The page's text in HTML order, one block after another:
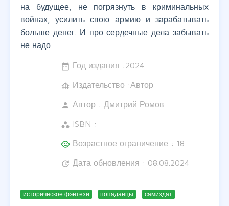
на будущее, не погрязнуть в криминальных
войнах, усилить свою армию и зарабатывать
больше денег. И про сердечные дела забывать
не надо
date_range Год издания :2024
foundation Издательство :Автор
person Автор : Дмитрий Ромов
workspaces ISBN :
child_care Возрастное ограничение : 18
update Дата обновления : 08.08.2024
историческое фэнтези попаданцы самиздат